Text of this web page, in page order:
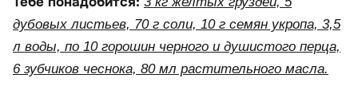
дубовых листьев, 70 г соли, 10 г семян укропа, 3,5
л воды, по 10 горошин черного и душистого перца,
6 зубчиков чеснока, 80 мл растительного масла.